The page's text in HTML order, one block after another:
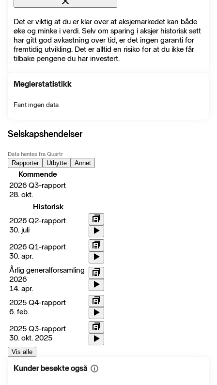
Det er viktig at du er klar over at aksjemarkedet kan både
øke og minke i verdi. Selv om sparing i aksjer historisk sett
har gitt god avkastning over tid, er det ingen garanti for
fremtidig utvikling. Det er alltid en risiko for at du ikke får
tilbake pengene du har investert.
Meglerstatistikk
Fant ingen data
Selskapshendelser
Data hentes fra Quartr
Rapporter Utbytte Annet
Kommende
2026 Q3-rapport
28. okt.
Historisk
2026 Q2-rapport
30. juli
2026 Q1-rapport
30. apr.
Årlig generalforsamling
2026
14. apr.
2025 Q4-rapport
6. feb.
2025 Q3-rapport
30. okt. 2025
Vis alle
Kunder besøkte også Vis